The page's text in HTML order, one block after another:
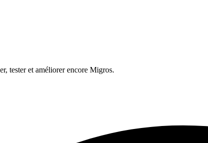
tester et améliorer encore Migros.